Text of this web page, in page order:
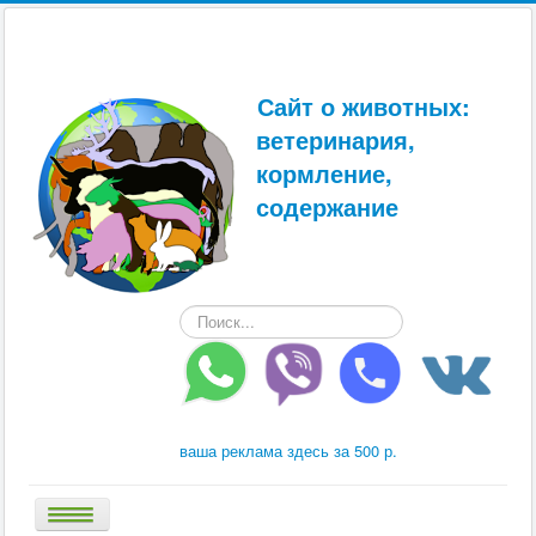
Сайт о животных:
ветеринария,
кормление,
содержание
Искать...
ваша реклама здесь за 500 р.